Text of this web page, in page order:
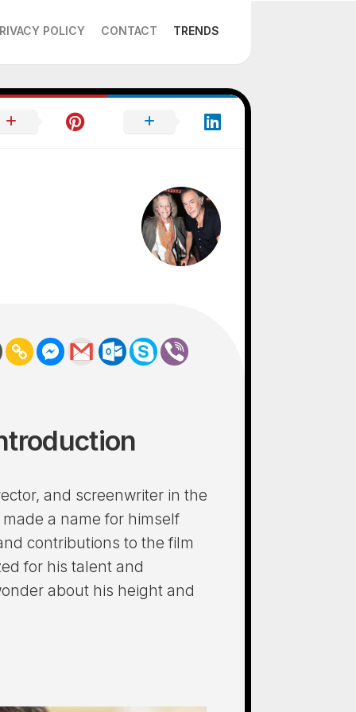
POLICY CONTACT TRENDS
and screenwriter in the
a name for himself
contributions to the film
for his talent and
about his height and